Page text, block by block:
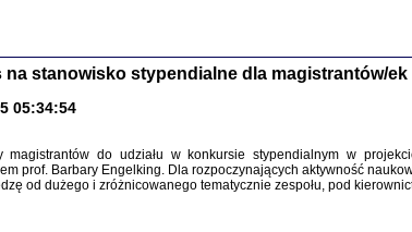
Warszawie
oprac. i
na stanowisko stypendialne dla magistrantów/ek
05:34:54
magistrantów do udziału w konkursie stypendialnym w
prof. Barbary Engelking. Dla rozpoczynających aktywność
od dużego i zróżnicowanego tematycznie zespołu, pod